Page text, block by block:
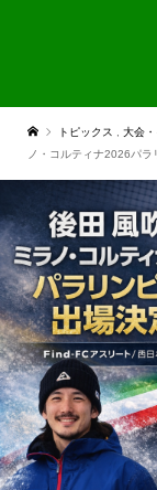
トピックス 大会
ノ・コルティナ2026パ